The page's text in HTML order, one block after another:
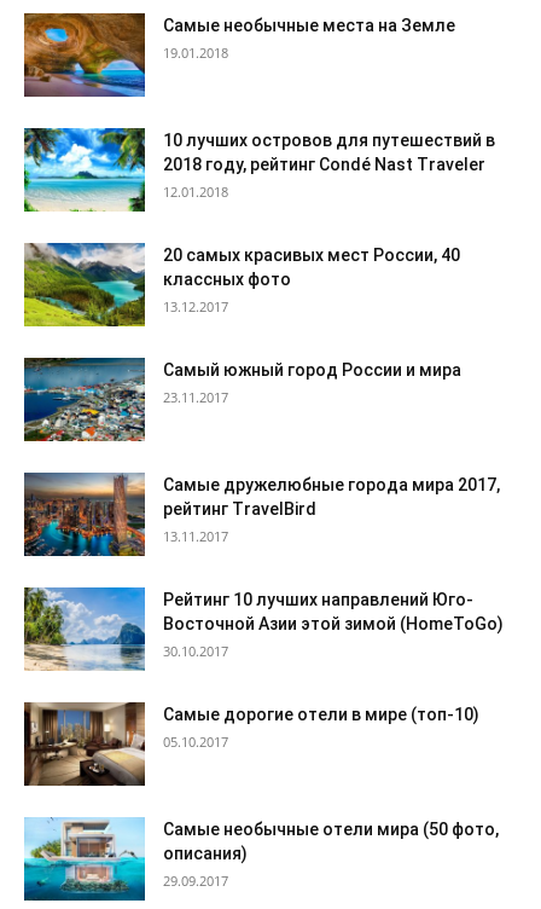
Самые необычные места на Земле
19.01.2018
10 лучших островов для путешествий в
2018 году, рейтинг Condé Nast Traveler
12.01.2018
20 самых красивых мест России, 40
классных фото
13.12.2017
Самый южный город России и мира
23.11.2017
Самые дружелюбные города мира 2017,
рейтинг TravelBird
13.11.2017
Рейтинг 10 лучших направлений Юго-
Восточной Азии этой зимой (HomeToGo)
30.10.2017
Самые дорогие отели в мире (топ-10)
05.10.2017
Самые необычные отели мира (50 фото,
описания)
29.09.2017